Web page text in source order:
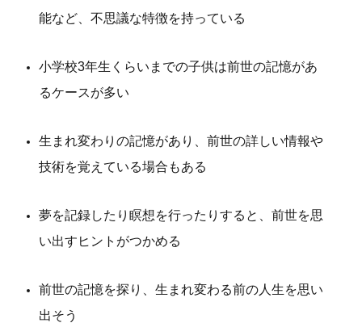
能など、不思議な特徴を持っている
小学校3年生くらいまでの子供は前世の記憶があ
るケースが多い
生まれ変わりの記憶があり、前世の詳しい情報や
技術を覚えている場合もある
夢を記録したり瞑想を行ったりすると、前世を思
い出すヒントがつかめる
前世の記憶を探り、生まれ変わる前の人生を思い
出そう